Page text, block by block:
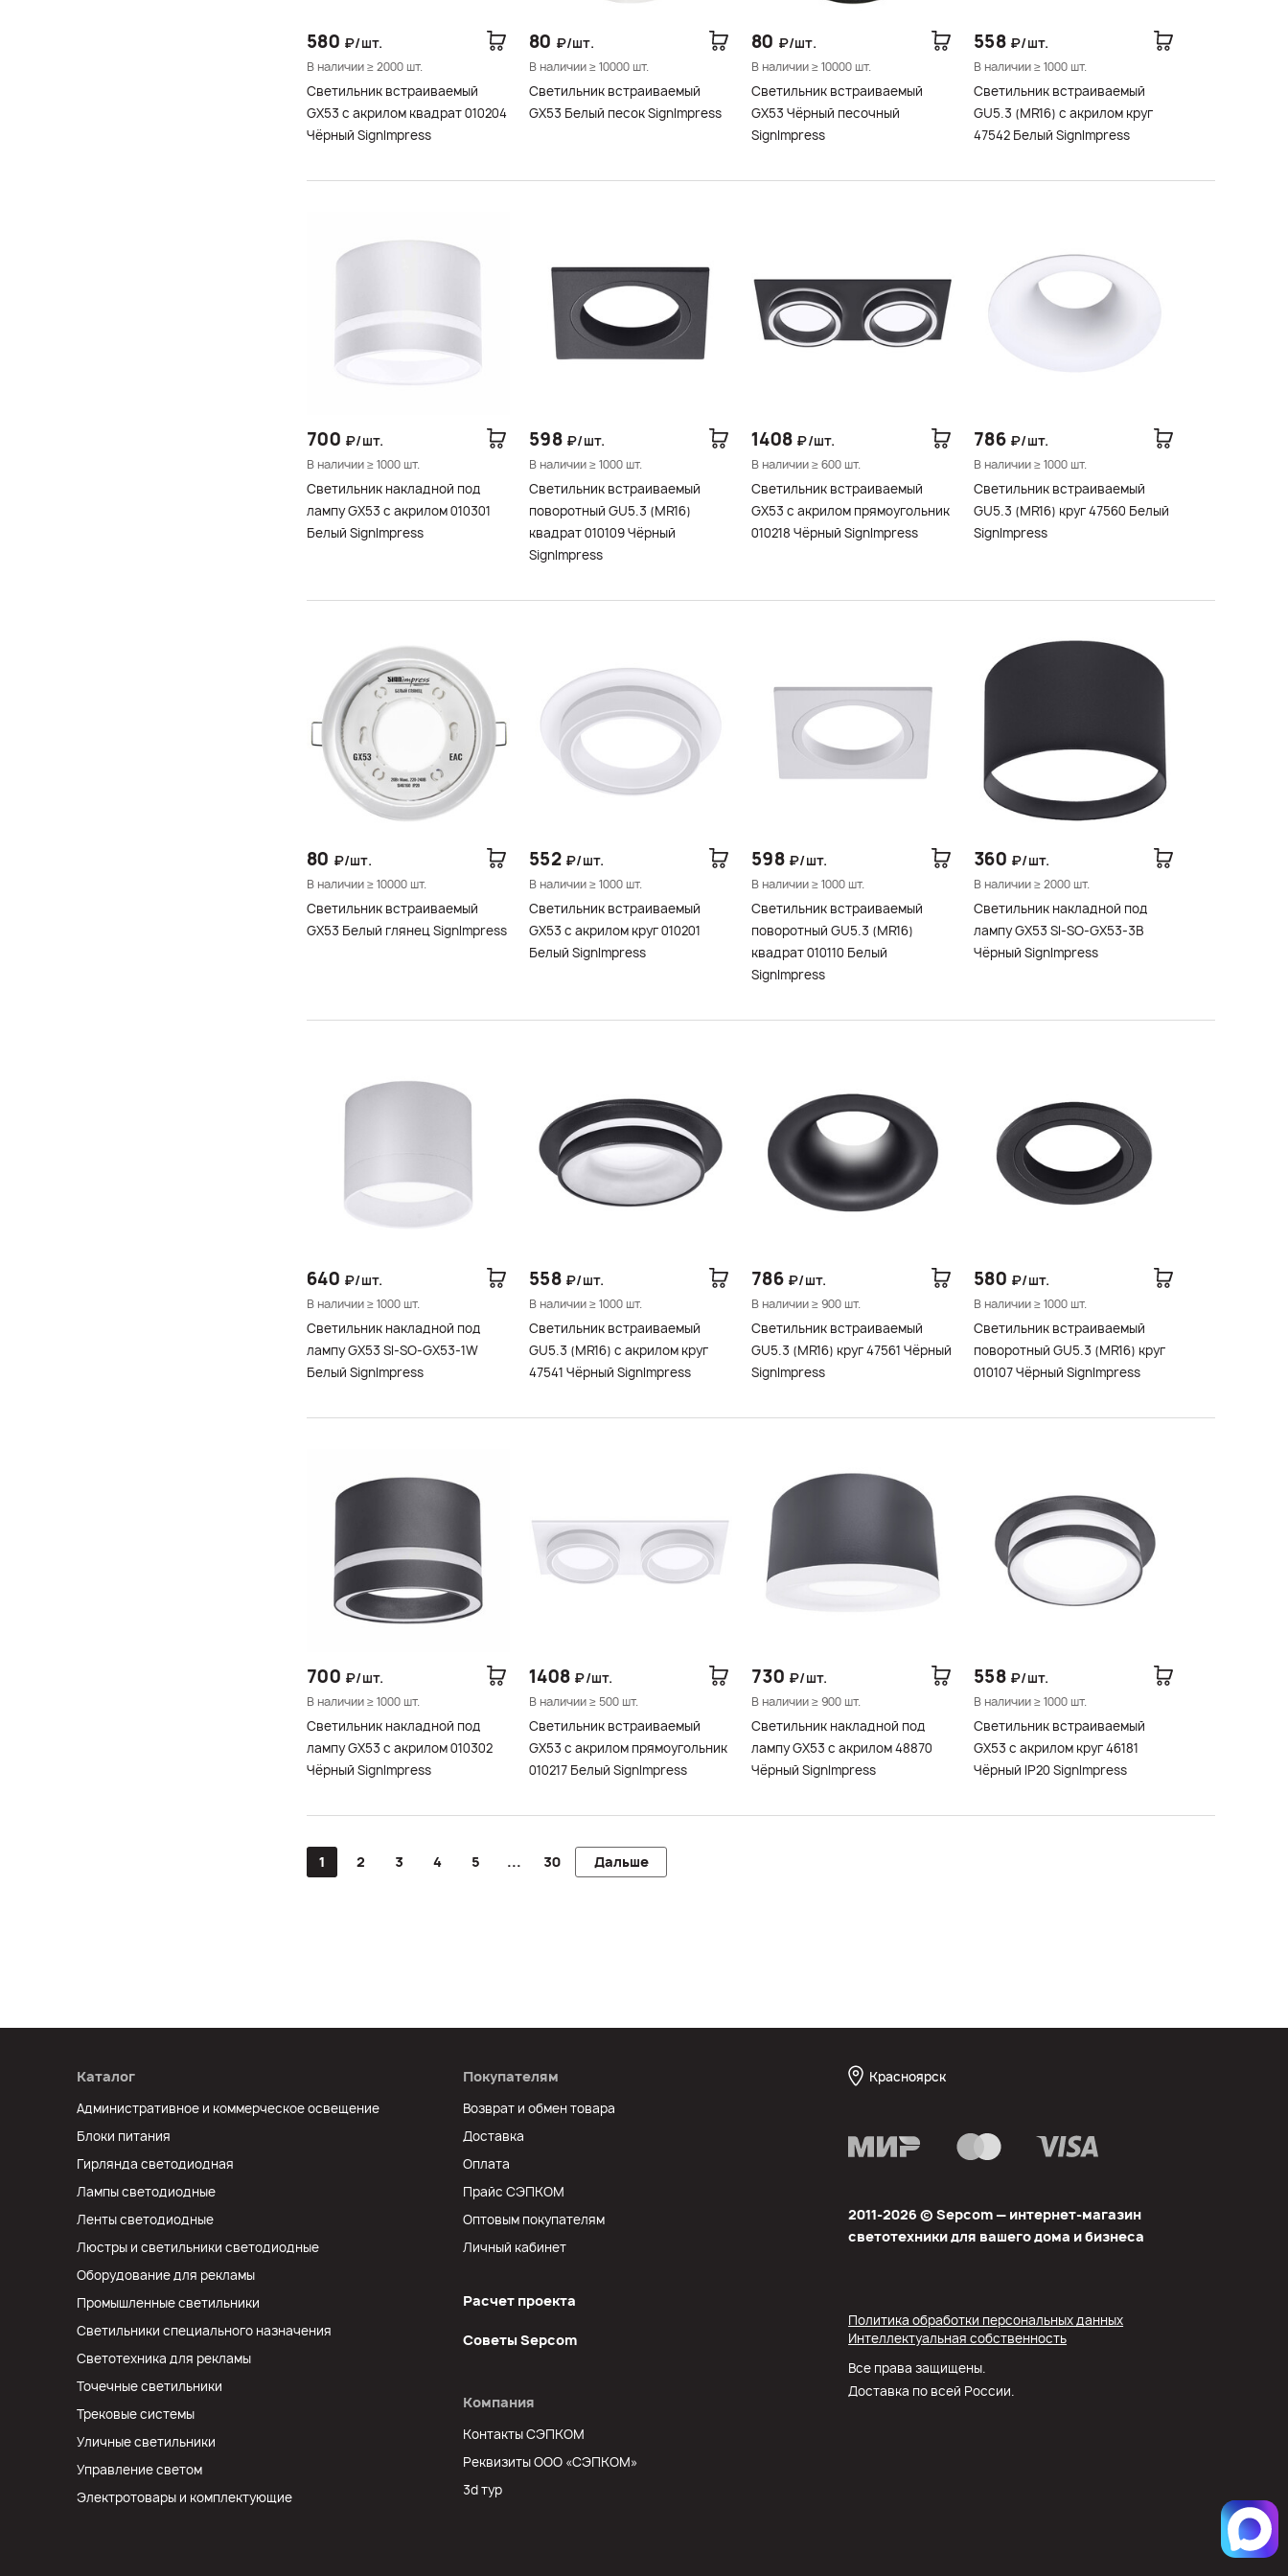
580 ₽/шт.
В наличии ≥ 2000 шт.
Светильник встраиваемый
GX53 с акрилом квадрат 010204
Чёрный SignImpress
80 ₽/шт.
В наличии ≥ 10000 шт.
Светильник встраиваемый
GX53 Белый песок SignImpress
80 ₽/шт.
В наличии ≥ 10000 шт.
Светильник встраиваемый
GX53 Чёрный песочный
SignImpress
558 ₽/шт.
В наличии ≥ 1000 шт.
Светильник встраиваемый
GU5.3 (MR16) с акрилом круг
47542 Белый SignImpress
700 ₽/шт.
В наличии ≥ 1000 шт.
Светильник накладной под
лампу GX53 с акрилом 010301
Белый SignImpress
598 ₽/шт.
В наличии ≥ 1000 шт.
Светильник встраиваемый
поворотный GU5.3 (MR16)
квадрат 010109 Чёрный
SignImpress
1408 ₽/шт.
В наличии ≥ 600 шт.
Светильник встраиваемый
GX53 с акрилом прямоугольник
010218 Чёрный SignImpress
786 ₽/шт.
В наличии ≥ 1000 шт.
Светильник встраиваемый
GU5.3 (MR16) круг 47560 Белый
SignImpress
80 ₽/шт.
В наличии ≥ 10000 шт.
Светильник встраиваемый
GX53 Белый глянец SignImpress
552 ₽/шт.
В наличии ≥ 1000 шт.
Светильник встраиваемый
GX53 с акрилом круг 010201
Белый SignImpress
598 ₽/шт.
В наличии ≥ 1000 шт.
Светильник встраиваемый
поворотный GU5.3 (MR16)
квадрат 010110 Белый
SignImpress
360 ₽/шт.
В наличии ≥ 2000 шт.
Светильник накладной под
лампу GX53 SI-SO-GX53-3B
Чёрный SignImpress
640 ₽/шт.
В наличии ≥ 1000 шт.
Светильник накладной под
лампу GX53 SI-SO-GX53-1W
Белый SignImpress
558 ₽/шт.
В наличии ≥ 1000 шт.
Светильник встраиваемый
GU5.3 (MR16) с акрилом круг
47541 Чёрный SignImpress
786 ₽/шт.
В наличии ≥ 900 шт.
Светильник встраиваемый
GU5.3 (MR16) круг 47561 Чёрный
SignImpress
580 ₽/шт.
В наличии ≥ 1000 шт.
Светильник встраиваемый
поворотный GU5.3 (MR16) круг
010107 Чёрный SignImpress
700 ₽/шт.
В наличии ≥ 1000 шт.
Светильник накладной под
лампу GX53 с акрилом 010302
Чёрный SignImpress
1408 ₽/шт.
В наличии ≥ 500 шт.
Светильник встраиваемый
GX53 с акрилом прямоугольник
010217 Белый SignImpress
730 ₽/шт.
В наличии ≥ 900 шт.
Светильник накладной под
лампу GX53 с акрилом 48870
Чёрный SignImpress
558 ₽/шт.
В наличии ≥ 1000 шт.
Светильник встраиваемый
GX53 с акрилом круг 46181
Чёрный IP20 SignImpress
1 2 3 4 5 ... 30 Дальше
Каталог
Административное и коммерческое освещение
Блоки питания
Гирлянда светодиодная
Лампы светодиодные
Ленты светодиодные
Люстры и светильники светодиодные
Оборудование для рекламы
Промышленные светильники
Светильники специального назначения
Светотехника для рекламы
Точечные светильники
Трековые системы
Уличные светильники
Управление светом
Электротовары и комплектующие
Покупателям
Возврат и обмен товара
Доставка
Оплата
Прайс СЭПКОМ
Оптовым покупателям
Личный кабинет
Расчет проекта
Советы Sеpcom
Компания
Контакты СЭПКОМ
Реквизиты ООО «СЭПКОМ»
3d тур
Красноярск
2011-2026 © Sеpcom — интернет-магазин
светотехники для вашего дома и бизнеса
Политика обработки персональных данных
Интеллектуальная собственность
Все права защищены.
Доставка по всей России.